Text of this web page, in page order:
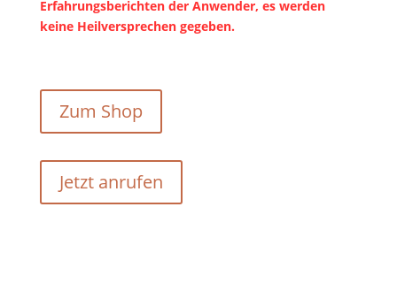
Erfahrungsberichten der Anwender, es werden
keine Heilversprechen gegeben.
Zum Shop
Jetzt anrufen